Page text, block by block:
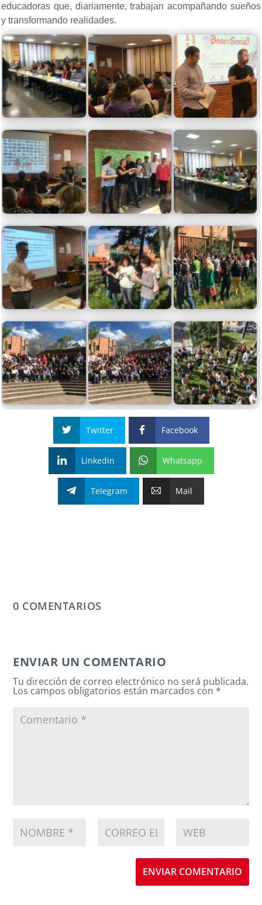
educadoras que, diariamente, trabajan acompañando sueños
y transformando realidades.
Twitter Facebook
Linkedin Whatsapp
Telegram Mail
0 COMENTARIOS
ENVIAR UN COMENTARIO
Tu dirección de correo electrónico no será publicada.
Los campos obligatorios están marcados con*
ENVIAR COMENTARIO